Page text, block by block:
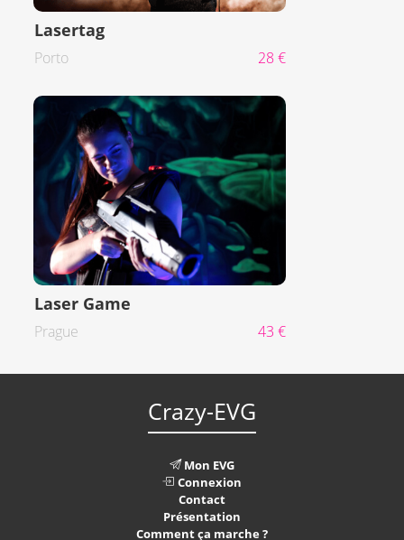
Lasertag
Porto 28 €
Laser Game
Prague 43 €
Crazy-EVG
Mon EVG
Connexion
Contact
Présentation
Comment ça marche ?